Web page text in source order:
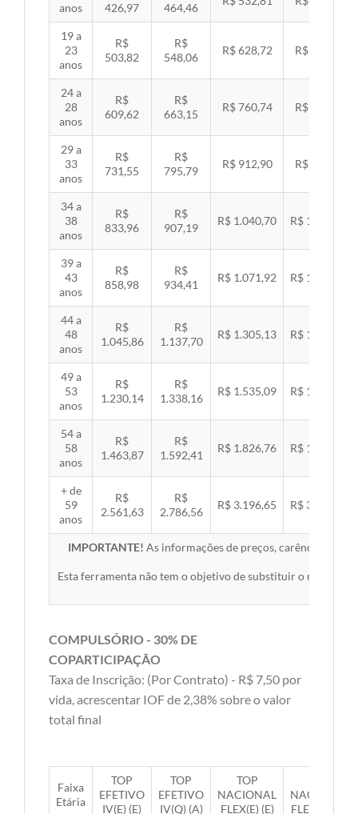
anos 426,97 464,46
19 a
23
anos
R$
503,82
R$
548,06
R$ 628,72 R$ 647,89
24 a
28
anos
R$
609,62
R$
663,15
R$ 760,74 R$ 783,94
29 a
33
anos
R$
731,55
R$
795,79
R$ 912,90 R$ 940,74
34 a
38
anos
R$
833,96
R$
907,19
R$ 1.040,70 R$ 1.072,43
39 a
43
anos
R$
858,98
R$
934,41
R$ 1.071,92 R$ 1.104,60
44 a
48
anos
R$
1.045,86
R$
1.137,70
R$ 1.305,13 R$ 1.344,92
49 a
53
anos
R$
1.230,14
R$
1.338,16
R$ 1.535,09 R$ 1.581,89
54 a
58
anos
R$
1.463,87
R$
1.592,41
R$ 1.826,76 R$ 1.882,45
+ de
59
anos
R$
2.561,63
R$
2.786,56
R$ 3.196,65 R$ 3.294,10
IMPORTANTE! As informações de preços, carências,
Esta ferramenta não tem o objetivo de substituir o material
COMPULSÓRIO - 30% DE
COPARTICIPAÇÃO
Taxa de Inscrição: (Por Contrato) - R$ 7,50 por
vida, acrescentar IOF de 2,38% sobre o valor
total final
Faixa
Etária
TOP
EFETIVO
IV(E) (E)
TOP
EFETIVO
IV(Q) (A)
TOP
NACIONAL
FLEX(E) (E)
NACIONAL
FLEX(Q) (A)